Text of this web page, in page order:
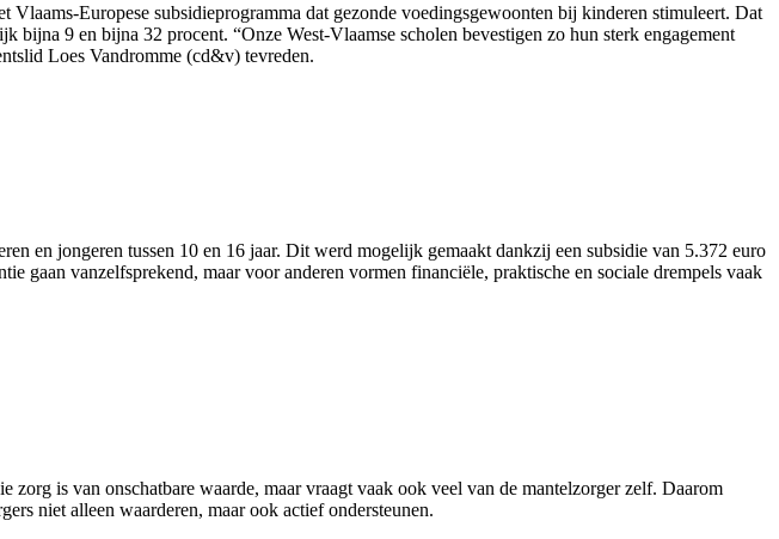
Europese subsidieprogramma dat gezonde voedingsgewoonten bij kinderen stimuleert. Dat
9 en bijna 32 procent. “Onze West-Vlaamse scholen bevestigen zo hun sterk engagement
Loes Vandromme (cd&v) tevreden.
en jongeren tussen 10 en 16 jaar. Dit werd mogelijk gemaakt dankzij een subsidie van 5.372 euro
gaan vanzelfsprekend, maar voor anderen vormen financiële, praktische en sociale drempels vaak
is van onschatbare waarde, maar vraagt vaak ook veel van de mantelzorger zelf. Daarom
niet alleen waarderen, maar ook actief ondersteunen.